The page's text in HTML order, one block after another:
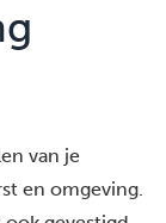
van je
en omgeving.